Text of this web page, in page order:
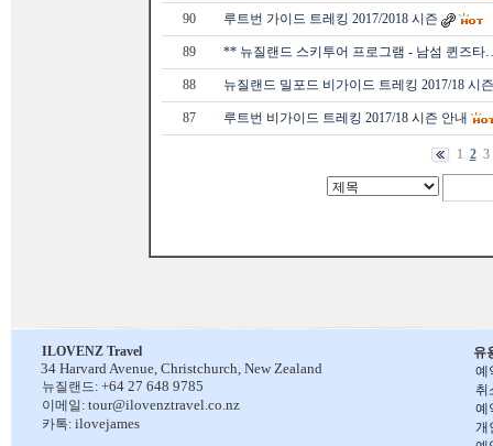
90 루트번 가이드 트레킹 2017/2018 시즌
89 ** 뉴질랜드 스키투어 프로그램 - 남섬 퀸즈
88 뉴질랜드 밀포드 비가이드 트레킹 2017/18 시
87 루트번 비가이드 트레킹 2017/18 시즌 안내
1 2 3
유
예
취
예
개
ILOVENZ Travel
34 Harvard Avenue, Christchurch, New Zealand
뉴질랜드: +64 27 648 9785
이메일: tour@ilovenztravel.co.nz
카톡: ilovejames